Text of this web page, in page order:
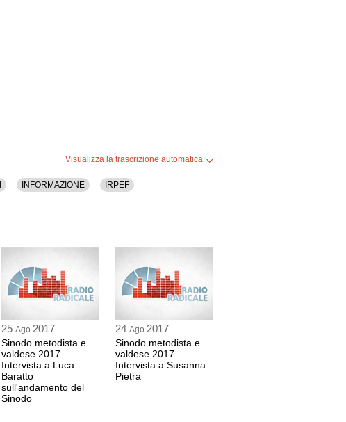
Visualizza la trascrizione automatica
INFORMAZIONE IRPEF
25 Ago 2017
Sinodo metodista e
valdese 2017.
Intervista a Luca
Baratto
sull'andamento del
Sinodo
24 Ago 2017
Sinodo metodista e
valdese 2017.
Intervista a Susanna
Pietra